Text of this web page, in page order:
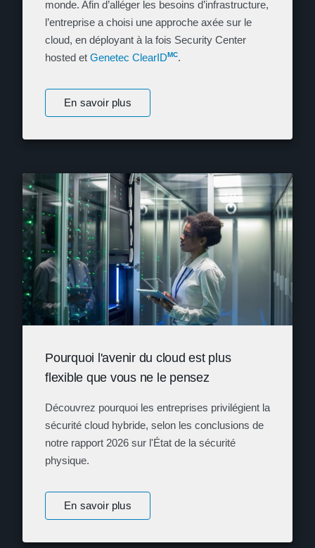
monde. Afin d’alléger les besoins d’infrastructure,
l’entreprise a choisi une approche axée sur le
cloud, en déployant à la fois Security Center
hosted et Genetec ClearIDMC.
En savoir plus
Pourquoi l'avenir du cloud est plus
flexible que vous ne le pensez
Découvrez pourquoi les entreprises privilégient la
sécurité cloud hybride, selon les conclusions de
notre rapport 2026 sur l'État de la sécurité
physique.
En savoir plus